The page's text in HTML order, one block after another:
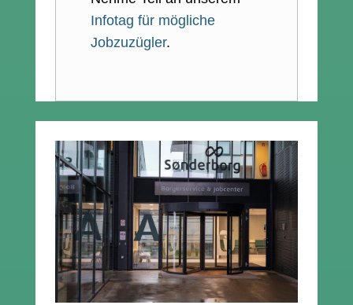
Infotag für mögliche
Jobzuzügler.